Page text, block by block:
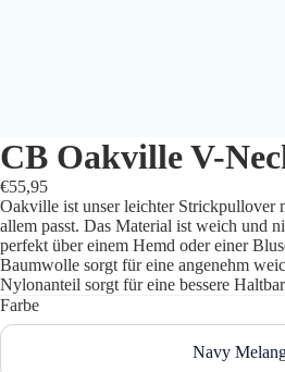
CB Oakville V-
€55,95
Oakville ist unser leichter Strickpullover
allem passt. Das Material ist weich und
perfekt über einem Hemd oder einer
Baumwolle sorgt für eine angenehm
Nylonanteil sorgt für eine bessere
Farbe
Navy